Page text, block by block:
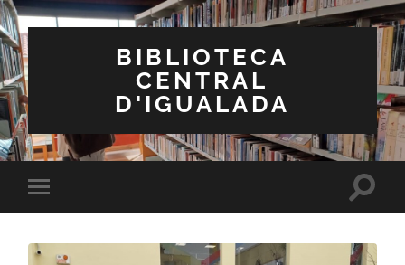
BIBLIOTECA
CENTRAL
D'IGUALADA
Toggle
mobile
Toggle